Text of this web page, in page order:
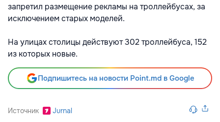
запретил размещение рекламы на троллейбусах, за
исключением старых моделей.
На улицах столицы действуют 302 троллейбуса, 152
из которых новые.
Подпишитесь на новости Point.md в Google
Источник Jurnal